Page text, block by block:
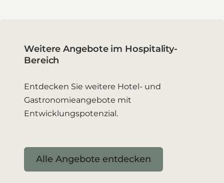
Weitere Angebote im Hospitality-
Bereich
Entdecken Sie weitere Hotel- und
Gastronomieangebote mit
Entwicklungspotenzial.
Alle Angebote entdecken